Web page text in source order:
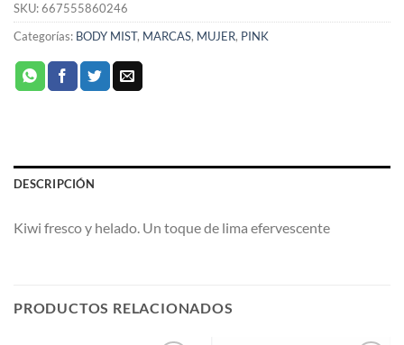
SKU:667555860246
Categorías: BODY MIST, MARCAS, MUJER, PINK
DESCRIPCIÓN
Kiwi fresco y helado. Un toque de lima efervescente
PRODUCTOS RELACIONADOS